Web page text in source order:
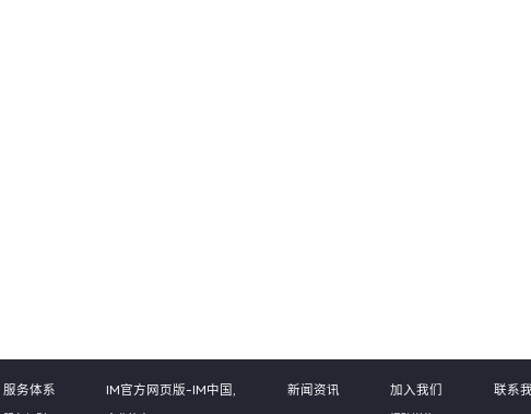
服务体系 IM官方网页版-IM中国, 新闻资讯 加入我们 联系